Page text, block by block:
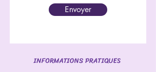
Envoyer
INFORMATIONS PRATIQUES